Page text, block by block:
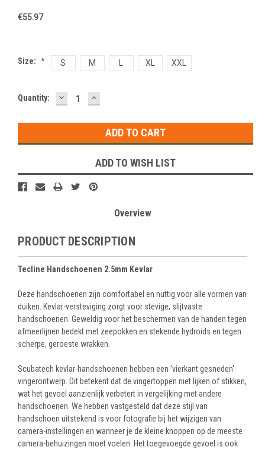
€55.97
Size: * S M XL XXL
Current
Quantity: DECREASE
QUANTITY:
INCREASE
QUANTITY:
ADD TO WISH LIST
Overview
PRODUCT DESCRIPTION
Tecline Handschoenen 2.5mm Kevlar
Deze handschoenen zijn comfortabel en nuttig voor alle vormen van
duiken. Kevlar-versteviging zorgt voor stevige, slijtvaste
handschoenen. Geweldig voor het beschermen van de handen tegen
afmeerlijnen bedekt met zeepokken en stekende hydroids en tegen
scherpe, geroeste wrakken.
Scubatech kevlar-handschoenen hebben een 'vierkant gesneden'
vingerontwerp. Dit betekent dat de vingertoppen niet lijken of stikken,
wat het gevoel aanzienlijk verbetert in vergelijking met andere
handschoenen. We hebben vastgesteld dat deze stijl van
handschoen uitstekend is voor fotografie bij het wijzigen van
camera-instellingen en wanneer je de kleine knoppen op de meeste
camera-behuizingen moet voelen. Het toegevoegde gevoel is ook